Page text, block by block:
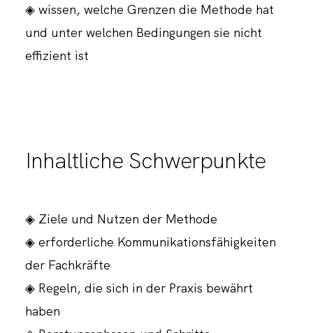
◈ wissen, welche Grenzen die Methode hat
und unter welchen Bedingungen sie nicht
effizient ist
◈ Ziele und Nutzen der Methode
◈ erforderliche Kommunikationsfähigkeiten
der Fachkräfte
◈ Regeln, die sich in der Praxis bewährt
haben
Inhaltliche Schwerpunkte